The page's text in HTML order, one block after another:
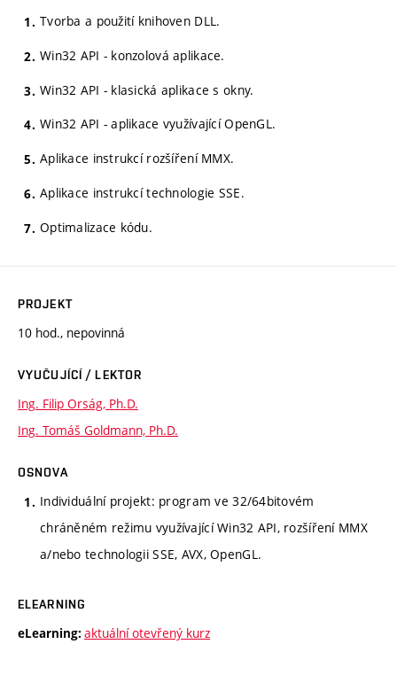
Tvorba a použití knihoven DLL.
Win32 API - konzolová aplikace.
Win32 API - klasická aplikace s okny.
Win32 API - aplikace využívající OpenGL.
Aplikace instrukcí rozšíření MMX.
Aplikace instrukcí technologie SSE.
Optimalizace kódu.
PROJEKT
10 hod., nepovinná
VYUČUJÍCÍ / LEKTOR
Ing. Filip Orság, Ph.D.
Ing. Tomáš Goldmann, Ph.D.
OSNOVA
Individuální projekt: program ve 32/64bitovém
chráněném režimu využívající Win32 API, rozšíření MMX
a/nebo technologii SSE, AVX, OpenGL.
ELEARNING
eLearning: aktuální otevřený kurz